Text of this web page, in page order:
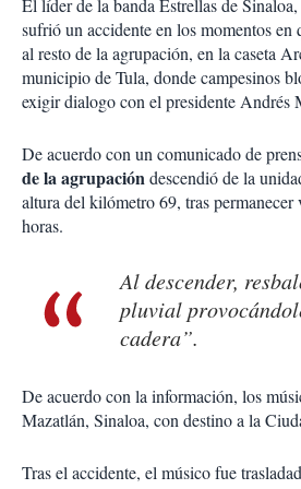
El líder de la banda Estrellas de Sinaloa,
sufrió un accidente en los momentos
al resto de la agrupación, en la caseta
municipio de Tula, donde campesinos
exigir dialogo con el presidente Andrés
De acuerdo con un comunicado de
de la agrupacióndescendió de la
altura del kilómetro 69, tras permanecer
horas.
Al descender,
pluvial
cadera”.
De acuerdo con la información, los
Mazatlán, Sinaloa, con destino a la
Tras el accidente, el músico fue